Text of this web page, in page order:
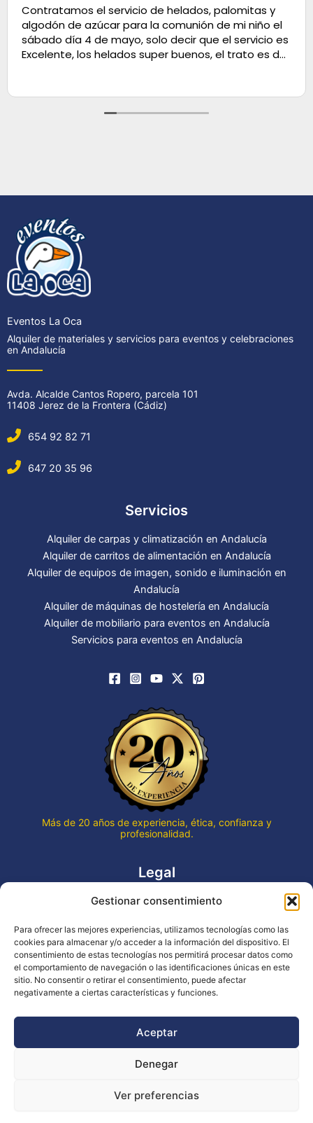
Gestionar consentimiento
Para ofrecer las mejores experiencias, utilizamos tecnologías como las
cookies para almacenar y/o acceder a la información del dispositivo. El
consentimiento de estas tecnologías nos permitirá procesar datos como
el comportamiento de navegación o las identificaciones únicas en este
sitio. No consentir o retirar el consentimiento, puede afectar
negativamente a ciertas características y funciones.
Aceptar
Denegar
Ver preferencias
Contratamos el servicio de helados, palomitas y
algodón de azúcar para la comunión de mi niño el
sábado día 4 de mayo, solo decir que el servicio es
Excelente, los helados super buenos, el trato es de
Eventos La Oca
Alquiler de materiales y servicios para eventos y celebraciones
en Andalucía
Avda. Alcalde Cantos Ropero, parcela 101
11408 Jerez de la Frontera (Cádiz)
654 92 82 71
647 20 35 96
Servicios
Alquiler de carpas y climatización en Andalucía
Alquiler de carritos de alimentación en Andalucía
Alquiler de equipos de imagen, sonido e iluminación en
Andalucía
Alquiler de máquinas de hostelería en Andalucía
Alquiler de mobiliario para eventos en Andalucía
Servicios para eventos en Andalucía
Más de 20 años de experiencia, ética, confianza y
profesionalidad.
Legal
Aviso legal
Declaración de accesibilidad
Política de cookies (UE)